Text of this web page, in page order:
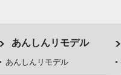
あんしんリモデル
あんしんリモデル